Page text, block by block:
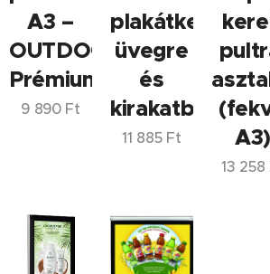
A3 –
OUTDOOR
Prémium
9 890Ft
plakátkeret
üvegre
és
kirakatba
11 885Ft
A3)
13 258